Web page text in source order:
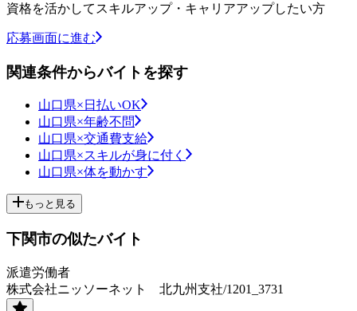
資格を活かしてスキルアップ・キャリアアップしたい方
応募画面に進む
関連条件からバイトを探す
山口県×日払いOK
山口県×年齢不問
山口県×交通費支給
山口県×スキルが身に付く
山口県×体を動かす
もっと見る
下関市の似たバイト
派遣労働者
株式会社ニッソーネット 北九州支社/1201_3731